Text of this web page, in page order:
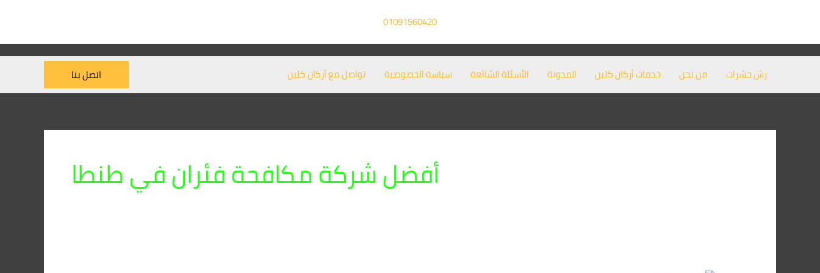
01091560420
رش حشرات من نحن خدمات أركان كلين المدونة الأسئلة الشائعة سياسة الخصوصية تواصل مع أركان كلين اتصل بنا
أفضل شركة مكافحة فئران في طنطا